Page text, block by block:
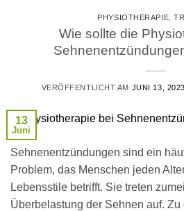
PHYSIOTHERAPIE ,
Wie sollte die
VERÖFFENTLICHT AM JUNI 13, 2023
13
Juni
Sehnenentzündungen sind ein
Problem, das Menschen jeden
Lebensstile betrifft. Sie treten
Überbelastung der Sehnen auf.